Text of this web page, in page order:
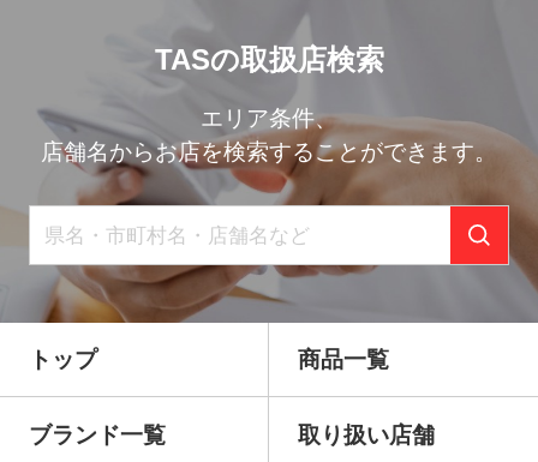
TASの取扱店検索
エリア条件、
店舗名からお店を検索することができます。
トップ 商品一覧
ブランド一覧 取り扱い店舗